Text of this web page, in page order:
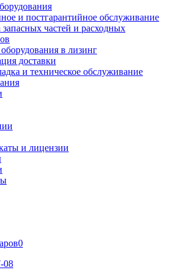
и постгарантийное обслуживание
запасных частей и расходных
в лизинг
доставки
и техническое обслуживание
и лицензии
0
08